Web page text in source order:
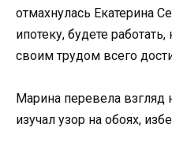
отмахнулась Екатерина
ипотеку, будете
своим трудом всего
Марина перевела взгляд
изучал узор на обоях,